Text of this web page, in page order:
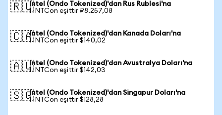
🇷🇺Intel (Ondo Tokenized)'dan Rus Rublesi'na
1 INTCon eşittir ₽8.257,08
🇨🇦Intel (Ondo Tokenized)'dan Kanada Doları'na
1 INTCon eşittir $140,02
🇦🇺Intel (Ondo Tokenized)'dan Avustralya Doları'na
1 INTCon eşittir $142,03
🇸🇬Intel (Ondo Tokenized)'dan Singapur Doları'na
1 INTCon eşittir $128,28